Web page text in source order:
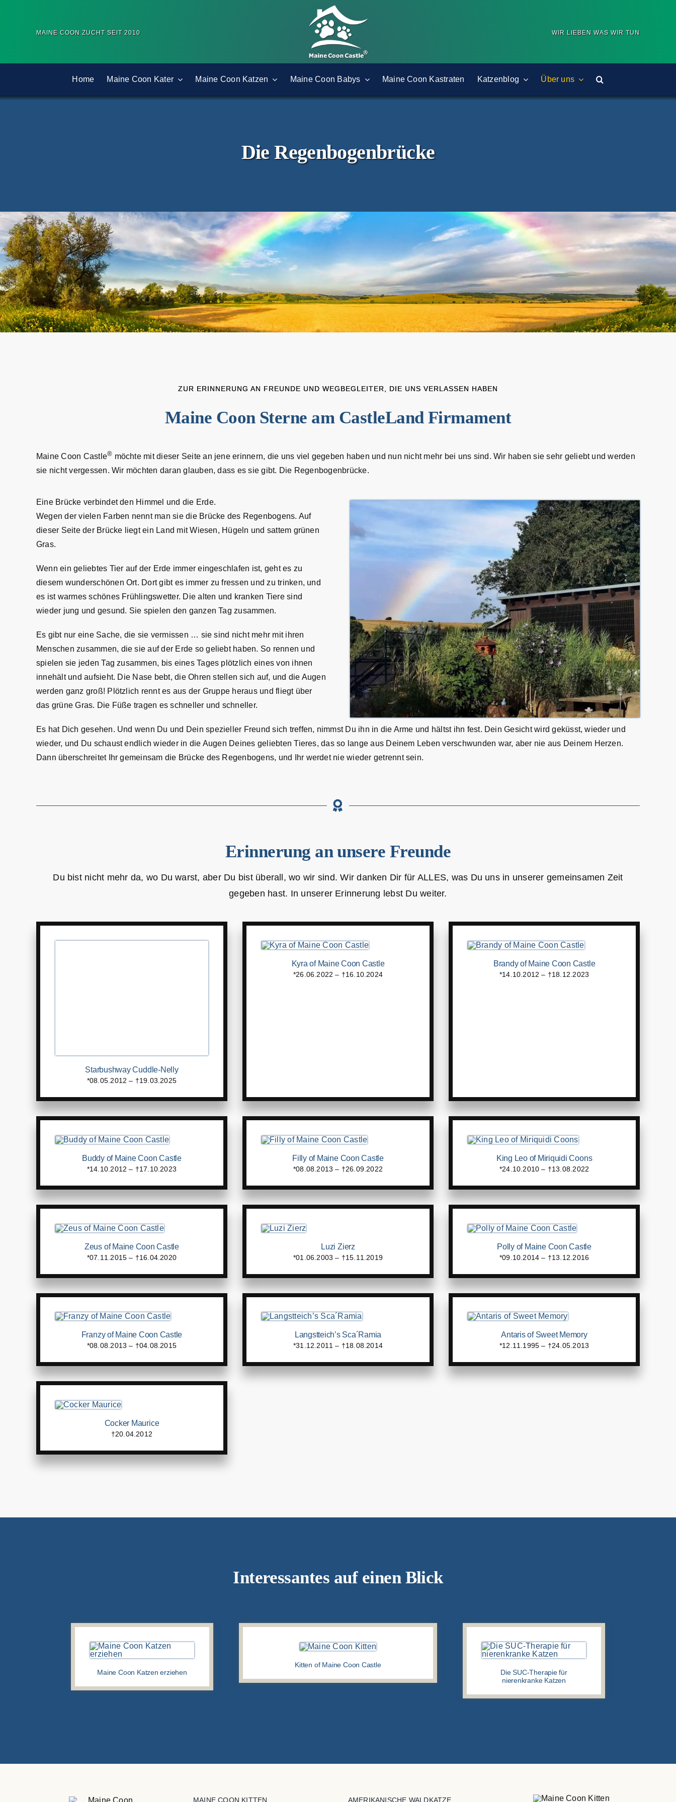
MAINE COON ZUCHT SEIT 2010 WIR LIEBEN WAS WIR TUN
Home Maine Coon Kater Maine Coon Katzen Maine Coon Babys Maine Coon Kastraten Katzenblog Über uns
Die Regenbogenbrücke
ZUR ERINNERUNG AN FREUNDE UND WEGBEGLEITER, DIE UNS VERLASSEN HABEN
Maine Coon Sterne am CastleLand Firmament
Maine Coon Castle® möchte mit dieser Seite an jene erinnern, die uns viel gegeben haben und nun nicht mehr bei uns sind. Wir haben sie sehr geliebt und werden
sie nicht vergessen. Wir möchten daran glauben, dass es sie gibt. Die Regenbogenbrücke.
Eine Brücke verbindet den Himmel und die Erde.
Wegen der vielen Farben nennt man sie die Brücke des Regenbogens. Auf
dieser Seite der Brücke liegt ein Land mit Wiesen, Hügeln und sattem grünen
Gras.
Wenn ein geliebtes Tier auf der Erde immer eingeschlafen ist, geht es zu
diesem wunderschönen Ort. Dort gibt es immer zu fressen und zu trinken, und
es ist warmes schönes Frühlingswetter. Die alten und kranken Tiere sind
wieder jung und gesund. Sie spielen den ganzen Tag zusammen.
Es gibt nur eine Sache, die sie vermissen … sie sind nicht mehr mit ihren
Menschen zusammen, die sie auf der Erde so geliebt haben. So rennen und
spielen sie jeden Tag zusammen, bis eines Tages plötzlich eines von ihnen
innehält und aufsieht. Die Nase bebt, die Ohren stellen sich auf, und die Augen
werden ganz groß! Plötzlich rennt es aus der Gruppe heraus und fliegt über
das grüne Gras. Die Füße tragen es schneller und schneller.
Es hat Dich gesehen. Und wenn Du und Dein spezieller Freund sich treffen, nimmst Du ihn in die Arme und hältst ihn fest. Dein Gesicht wird geküsst, wieder und
wieder, und Du schaust endlich wieder in die Augen Deines geliebten Tieres, das so lange aus Deinem Leben verschwunden war, aber nie aus Deinem Herzen.
Dann überschreitet Ihr gemeinsam die Brücke des Regenbogens, und Ihr werdet nie wieder getrennt sein.
Erinnerung an unsere Freunde
Du bist nicht mehr da, wo Du warst, aber Du bist überall, wo wir sind. Wir danken Dir für ALLES, was Du uns in unserer gemeinsamen Zeit
gegeben hast. In unserer Erinnerung lebst Du weiter.
Starbushway Cuddle-Nelly
*08.05.2012 – †19.03.2025
Kyra of Maine Coon Castle
*26.06.2022 – †16.10.2024
Brandy of Maine Coon Castle
*14.10.2012 – †18.12.2023
Buddy of Maine Coon Castle
*14.10.2012 – †17.10.2023
Filly of Maine Coon Castle
*08.08.2013 – †26.09.2022
King Leo of Miriquidi Coons
*24.10.2010 – †13.08.2022
Zeus of Maine Coon Castle
*07.11.2015 – †16.04.2020
Luzi Zierz
*01.06.2003 – †15.11.2019
Polly of Maine Coon Castle
*09.10.2014 – †13.12.2016
Franzy of Maine Coon Castle
*08.08.2013 – †04.08.2015
Langstteich’s Sca´Ramia
*31.12.2011 – †18.08.2014
Antaris of Sweet Memory
*12.11.1995 – †24.05.2013
Cocker Maurice
†20.04.2012
Interessantes auf einen Blick
Maine Coon Katzen erziehen
Kitten of Maine Coon Castle
Die SUC-Therapie für
nierenkranke Katzen
MAINE COON KITTEN AMERIKANISCHE WALDKATZE